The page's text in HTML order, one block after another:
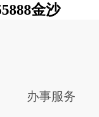
金沙
办事服务